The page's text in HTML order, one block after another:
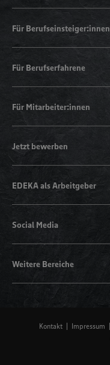
Für Berufseinsteiger:innen
Für Berufserfahrene
Für Mitarbeiter:innen
Jetzt bewerben
EDEKA als Arbeitgeber
Social Media
Weitere Bereiche
Kontakt Impressum